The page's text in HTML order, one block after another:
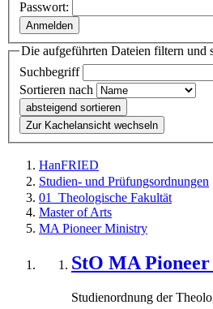
Passwort:
Anmelden
Die aufgeführten Dateien filtern und
Suchbegriff
Sortieren nach
absteigend sortieren
Zur Kachelansicht wechseln
HanFRIED
Studien- und Prüfungsordnungen
01_Theologische Fakultät
Master of Arts
MA Pioneer Ministry
StO MA
Studienordnung der